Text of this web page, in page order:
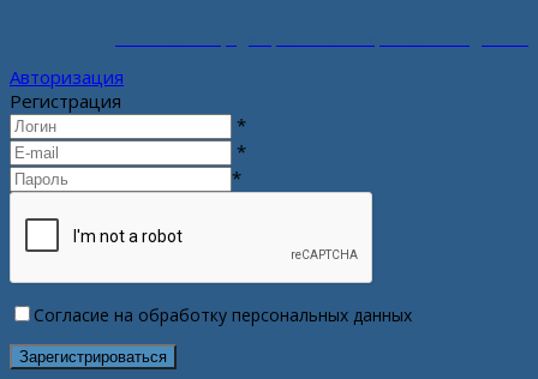
Авторизация
Регистрация
*
*
*
Согласие на обработку персональных данных